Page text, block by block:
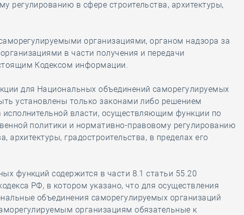
регулированию в сфере строительства, архитектуры,
организациями, органом надзора за
в части получения и передачи
Кодексом информации.
для Национальных объединений саморегулируемых
установлены только законами либо решением
исполнительной власти, осуществляющим функции по
политики и нормативно-правовому регулированию
архитектуры, градостроительства, в пределах его
функций содержится в части 8.1 статьи 55.20
РФ, в котором указано, что для осуществления
объединения саморегулируемых организаций
организациям обязательные к